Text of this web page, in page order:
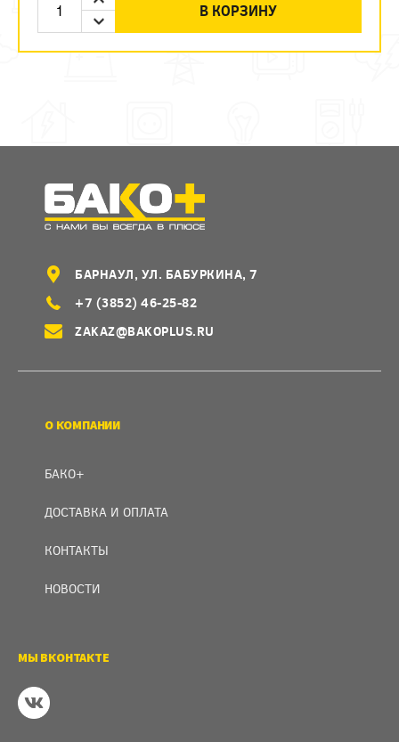
В КОРЗИНУ
БАРНАУЛ, УЛ. БАБУРКИНА, 7
+7 (3852) 46-25-82
ZAKAZ@BAKOPLUS.RU
О КОМПАНИИ
БАКО+
ДОСТАВКА И ОПЛАТА
КОНТАКТЫ
НОВОСТИ
МЫ ВКОНТАКТЕ